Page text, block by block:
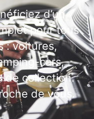
d’un
pour tous
: voitures,
cars,
de collection.
de vous.